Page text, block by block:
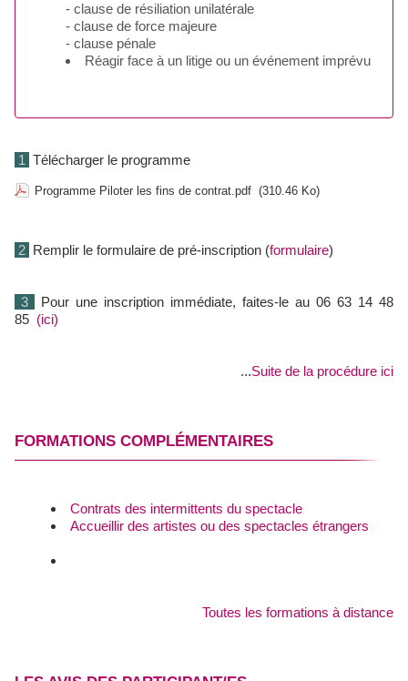
- clause de résiliation unilatérale
- clause de force majeure
- clause pénale
Réagir face à un litige ou un événement imprévu
1 Télécharger le programme
Programme Piloter les fins de contrat.pdf (310.46 Ko)
2 Remplir le formulaire de pré-inscription (formulaire)
3
Pour une inscription immédiate, faites-le au 06 63 14 48
85 (ici)
...Suite de la procédure ici
FORMATIONS COMPLÉMENTAIRES
Contrats des intermittents du spectacle
Accueillir des artistes ou des spectacles étrangers
Toutes les formations à distance